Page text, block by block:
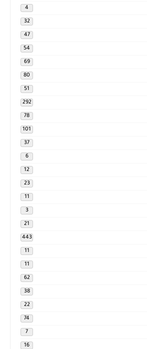
4
32
47
54
69
80
51
292
78
101
37
6
12
23
11
3
21
443
11
11
62
38
22
74
7
16